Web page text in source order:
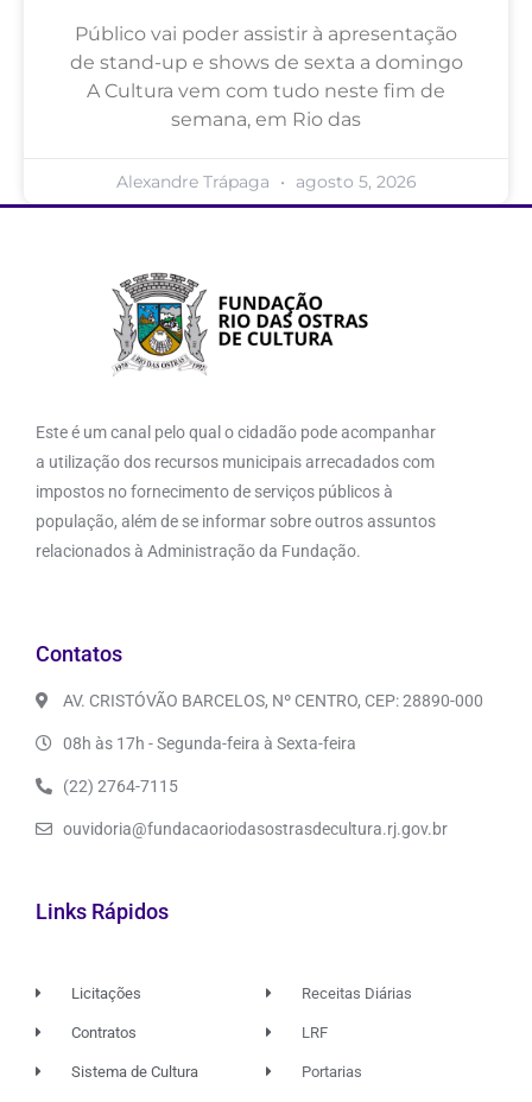
Público vai poder assistir à apresentação
de stand-up e shows de sexta a domingo
A Cultura vem com tudo neste fim de
semana, em Rio das
Alexandre Trápaga agosto 5, 2026
Este é um canal pelo qual o cidadão pode acompanhar
a utilização dos recursos municipais arrecadados com
impostos no fornecimento de serviços públicos à
população, além de se informar sobre outros assuntos
relacionados à Administração da Fundação.
Contatos
AV. CRISTÓVÃO BARCELOS, Nº CENTRO, CEP: 28890-000
08h às 17h - Segunda-feira à Sexta-feira
(22) 2764-7115
ouvidoria@fundacaoriodasostrasdecultura.rj.gov.br
Links Rápidos
Licitações
Contratos
Sistema de Cultura
Receitas Diárias
LRF
Portarias